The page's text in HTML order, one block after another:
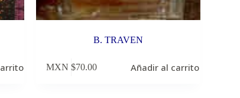
B. TRAVEN
MXN $70.00 Añadir al carrito